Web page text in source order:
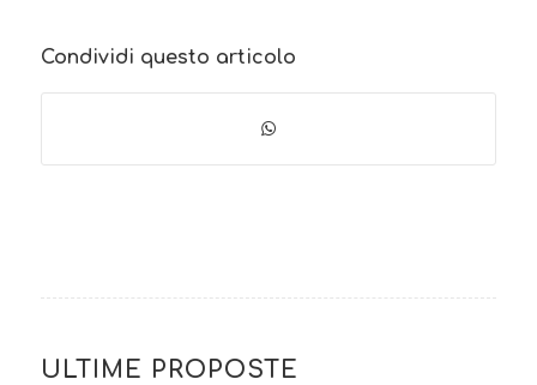
Condividi questo articolo
ULTIME PROPOSTE